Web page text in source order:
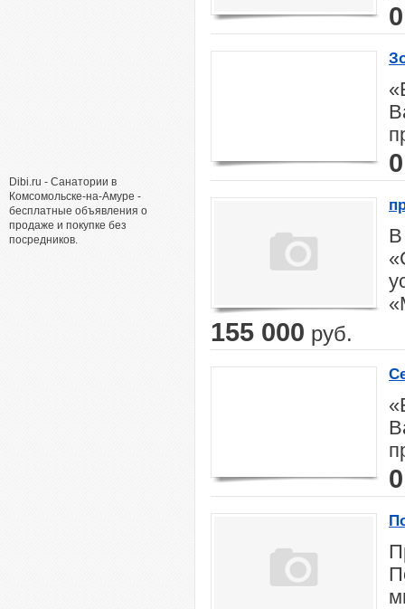
Dibi.ru - Санатории в
Комсомольске-на-Амуре -
бесплатные объявления о
продаже и покупке без
посредников.
0
0
В
155 000 руб.
0